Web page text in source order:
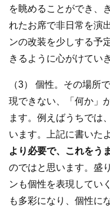
を眺めることができ、
れたお席で非日常を演
ンの改装を少しする予
きるように心がけてい
（3） 個性。その場所
現できない、「何か」
ます。例えばうちでは
います。上記に書いた
より必要で、これをう
のではと思います。盛
ンも個性を表現してい
も多彩になり、個性に